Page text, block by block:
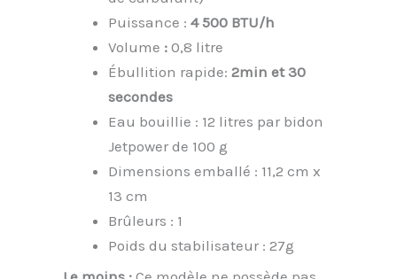
Puissance : 4 500 BTU/h
Volume : 0,8 litre
Ébullition rapide: 2min et 30
secondes
Eau bouillie : 12 litres par bidon
Jetpower de 100 g
Dimensions emballé : 11,2 cm x
13 cm
Brûleurs : 1
Poids du stabilisateur : 27g